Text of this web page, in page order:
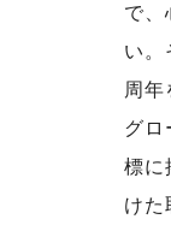
で、
い。
周年
グロ
標に
けた